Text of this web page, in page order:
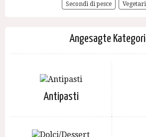
Secondi di pesce
Angesagte
Antipasti